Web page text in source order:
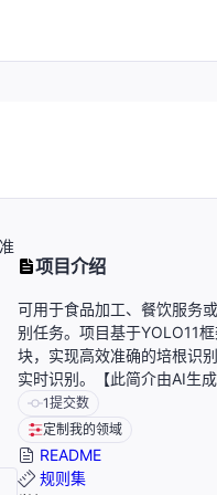
项目介绍
可用于食品加工、餐饮服务
别任务。项目基于YOLO11
块，实现高效准确的培根识
实时识别。【此简介由AI生成
1提交数
定制我的领域
README
规则集